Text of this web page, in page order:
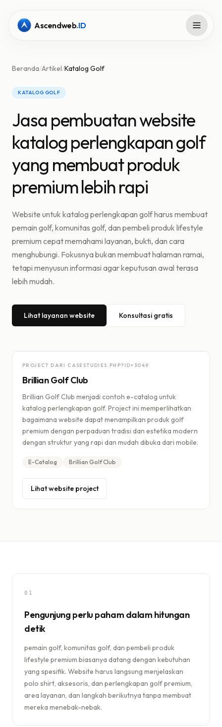
Ascendweb.ID
Beranda/Artikel/Katalog Golf
KATALOG GOLF
Jasa pembuatan website
katalog perlengkapan golf
yang membuat produk
premium lebih rapi
Website untuk katalog perlengkapan golf harus membuat
pemain golf, komunitas golf, dan pembeli produk lifestyle
premium cepat memahami layanan, bukti, dan cara
menghubungi. Fokusnya bukan membuat halaman ramai,
tetapi menyusun informasi agar keputusan awal terasa
lebih mudah.
Lihat layanan website Konsultasi gratis
PROJECT DARI CASESTUDIES.PHP?ID= 3049
Brillian Golf Club
Brillian Golf Club menjadi contoh e-catalog untuk
katalog perlengkapan golf. Project ini memperlihatkan
bagaimana website dapat menampilkan produk golf
premium dengan perpaduan tradisi dan estetika modern
dengan struktur yang rapi dan mudah dibuka dari mobile.
E-Catalog Brillian Golf Club
Lihat website project
01
Pengunjung perlu paham dalam hitungan
detik
pemain golf, komunitas golf, dan pembeli produk
lifestyle premium biasanya datang dengan kebutuhan
yang spesifik. Website harus langsung menjelaskan
polo shirt, aksesoris, dan perlengkapan golf premium,
area layanan, dan langkah berikutnya tanpa membuat
mereka menebak-nebak.